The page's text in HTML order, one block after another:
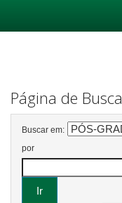
Página de Busca
Buscar em:
por